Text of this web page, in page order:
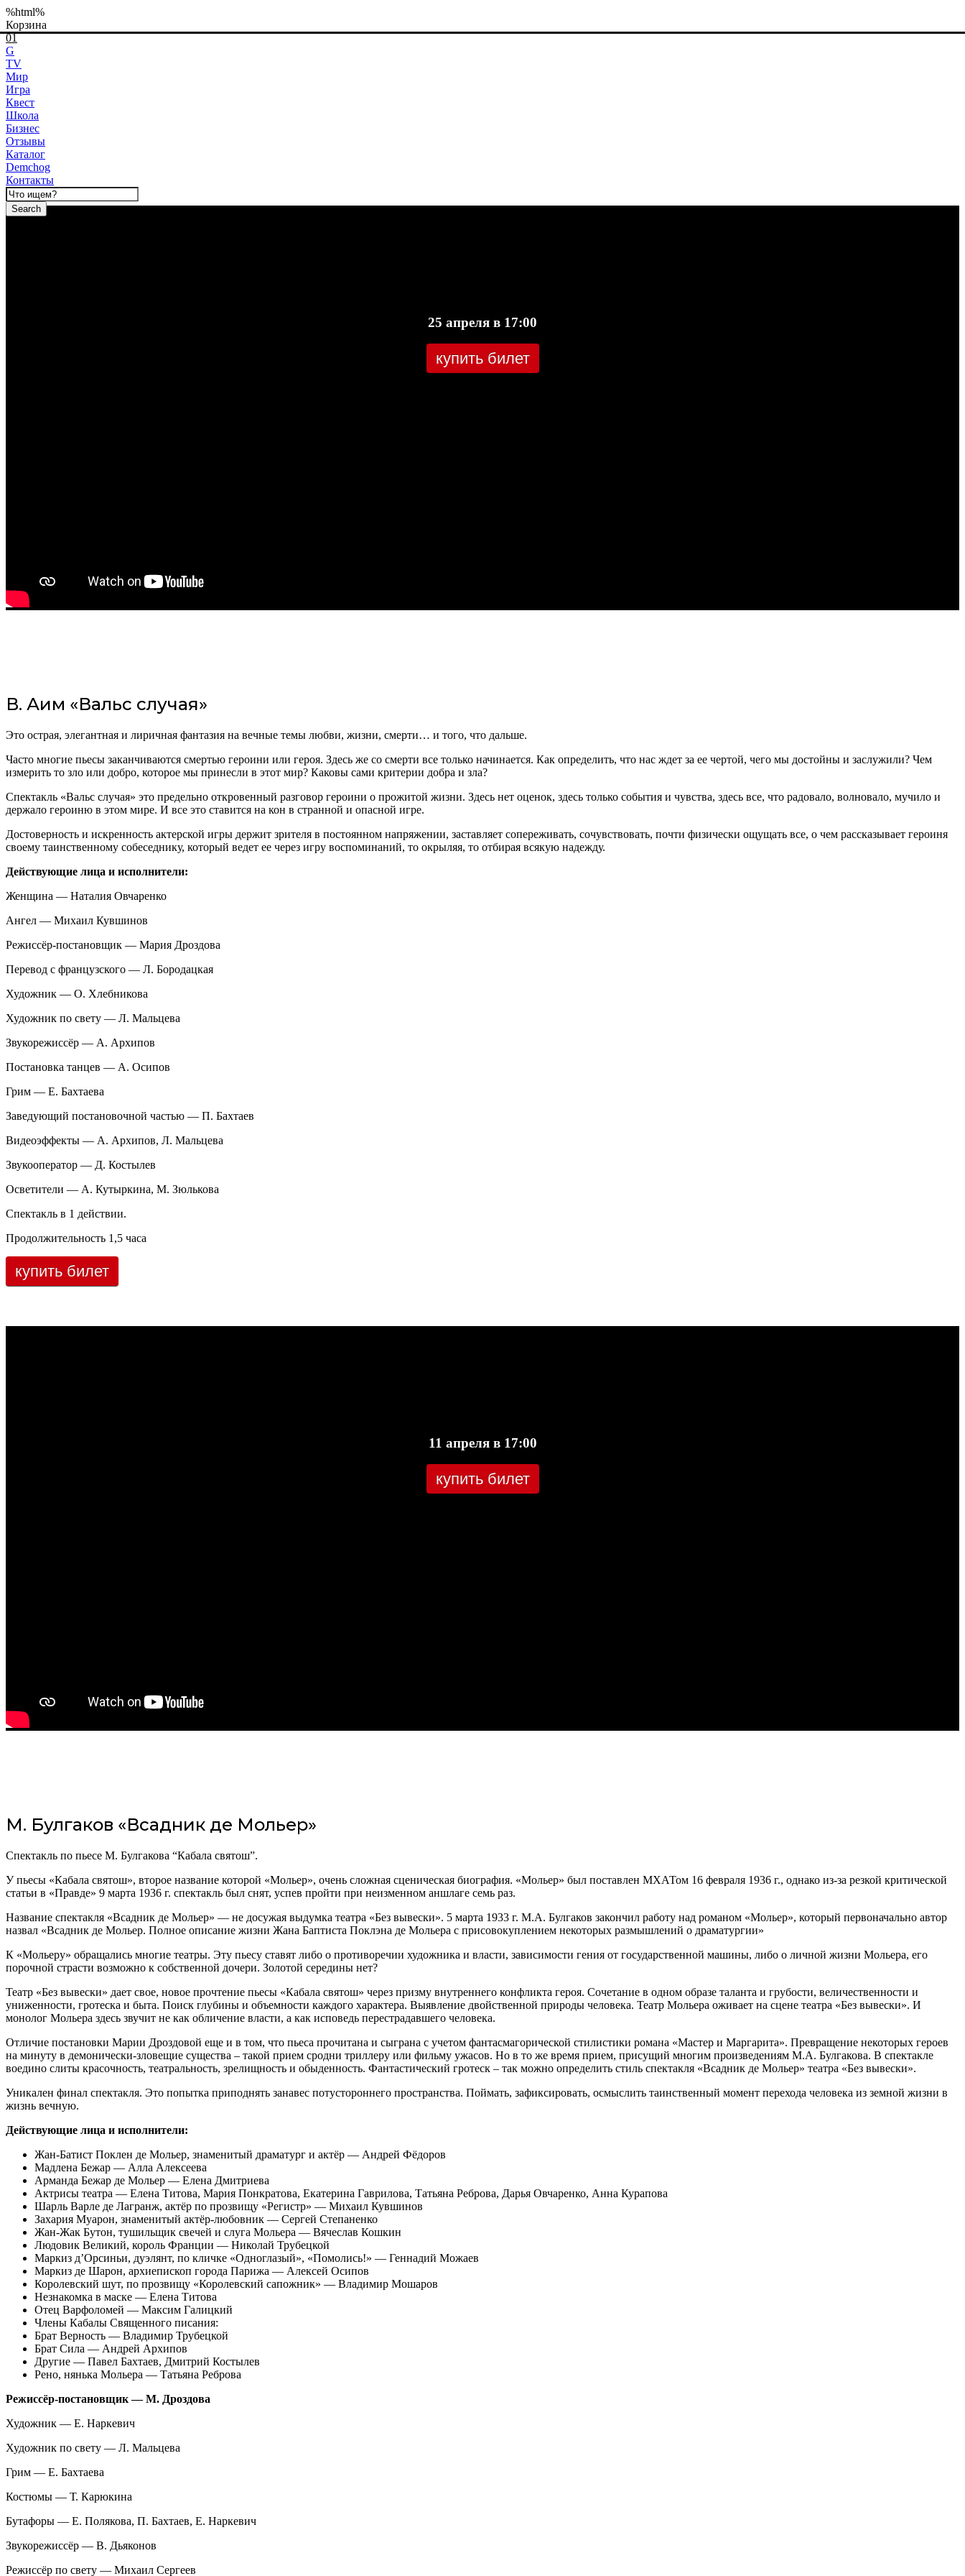
%html%
Корзина
01
G
TV
Мир
Игра
Квест
Школа
Бизнес
Отзывы
Каталог
Demchog
Контакты
Search
25 апреля в 17:00
купить билет
В. Аим «Вальс случая»
Это острая, элегантная и лиричная фантазия на вечные темы любви, жизни, смерти… и того, что дальше.
Часто многие пьесы заканчиваются смертью героини или героя. Здесь же со смерти все только начинается. Как определить, что нас ждет за ее чертой, чего мы достойны и заслужили? Чем
измерить то зло или добро, которое мы принесли в этот мир? Каковы сами критерии добра и зла?
Спектакль «Вальс случая» это предельно откровенный разговор героини о прожитой жизни. Здесь нет оценок, здесь только события и чувства, здесь все, что радовало, волновало, мучило и
держало героиню в этом мире. И все это ставится на кон в странной и опасной игре.
Достоверность и искренность актерской игры держит зрителя в постоянном напряжении, заставляет сопереживать, сочувствовать, почти физически ощущать все, о чем рассказывает героиня
своему таинственному собеседнику, который ведет ее через игру воспоминаний, то окрыляя, то отбирая всякую надежду.
Действующие лица и исполнители:
Женщина — Наталия Овчаренко
Ангел — Михаил Кувшинов
Режиссёр-постановщик — Мария Дроздова
Перевод с французского — Л. Бородацкая
Художник — О. Хлебникова
Художник по свету — Л. Мальцева
Звукорежиссёр — А. Архипов
Постановка танцев — А. Осипов
Грим — Е. Бахтаева
Заведующий постановочной частью — П. Бахтаев
Видеоэффекты — А. Архипов, Л. Мальцева
Звукооператор — Д. Костылев
Осветители — А. Кутыркина, М. Зюлькова
Спектакль в 1 действии.
Продолжительность 1,5 часа
купить билет
11 апреля в 17:00
купить билет
М. Булгаков «Всадник де Мольер»
Спектакль по пьесе М. Булгакова “Кабала святош”.
У пьесы «Кабала святош», второе название которой «Мольер», очень сложная сценическая биография. «Мольер» был поставлен МХАТом 16 февраля 1936 г., однако из-за резкой критической
статьи в «Правде» 9 марта 1936 г. спектакль был снят, успев пройти при неизменном аншлаге семь раз.
Название спектакля «Всадник де Мольер» — не досужая выдумка театра «Без вывески». 5 марта 1933 г. М.А. Булгаков закончил работу над романом «Мольер», который первоначально автор
назвал «Всадник де Мольер. Полное описание жизни Жана Баптиста Поклэна де Мольера с присовокуплением некоторых размышлений о драматургии»
К «Мольеру» обращались многие театры. Эту пьесу ставят либо о противоречии художника и власти, зависимости гения от государственной машины, либо о личной жизни Мольера, его
порочной страсти возможно к собственной дочери. Золотой середины нет?
Театр «Без вывески» дает свое, новое прочтение пьесы «Кабала святош» через призму внутреннего конфликта героя. Сочетание в одном образе таланта и грубости, величественности и
униженности, гротеска и быта. Поиск глубины и объемности каждого характера. Выявление двойственной природы человека. Театр Мольера оживает на сцене театра «Без вывески». И
монолог Мольера здесь звучит не как обличение власти, а как исповедь перестрадавшего человека.
Отличие постановки Марии Дроздовой еще и в том, что пьеса прочитана и сыграна с учетом фантасмагорической стилистики романа «Мастер и Маргарита». Превращение некоторых героев
на минуту в демонически-зловещие существа – такой прием сродни триллеру или фильму ужасов. Но в то же время прием, присущий многим произведениям М.А. Булгакова. В спектакле
воедино слиты красочность, театральность, зрелищность и обыденность. Фантастический гротеск – так можно определить стиль спектакля «Всадник де Мольер» театра «Без вывески».
Уникален финал спектакля. Это попытка приподнять занавес потустороннего пространства. Поймать, зафиксировать, осмыслить таинственный момент перехода человека из земной жизни в
жизнь вечную.
Действующие лица и исполнители:
Жан-Батист Поклен де Мольер, знаменитый драматург и актёр — Андрей Фёдоров
Мадлена Бежар — Алла Алексеева
Арманда Бежар де Мольер — Елена Дмитриева
Актрисы театра — Елена Титова, Мария Понкратова, Екатерина Гаврилова, Татьяна Реброва, Дарья Овчаренко, Анна Курапова
Шарль Варле де Лагранж, актёр по прозвищу «Регистр» — Михаил Кувшинов
Захария Муарон, знаменитый актёр-любовник — Сергей Степаненко
Жан-Жак Бутон, тушильщик свечей и слуга Мольера — Вячеслав Кошкин
Людовик Великий, король Франции — Николай Трубецкой
Маркиз д’Орсиньи, дуэлянт, по кличке «Одноглазый», «Помолись!» — Геннадий Можаев
Маркиз де Шарон, архиепископ города Парижа — Алексей Осипов
Королевский шут, по прозвищу «Королевский сапожник» — Владимир Мошаров
Незнакомка в маске — Елена Титова
Отец Варфоломей — Максим Галицкий
Члены Кабалы Священного писания:
Брат Верность — Владимир Трубецкой
Брат Сила — Андрей Архипов
Другие — Павел Бахтаев, Дмитрий Костылев
Рено, нянька Мольера — Татьяна Реброва
Режиссёр-постановщик — М. Дроздова
Художник — Е. Наркевич
Художник по свету — Л. Мальцева
Грим — Е. Бахтаева
Костюмы — Т. Карюкина
Бутафоры — Е. Полякова, П. Бахтаев, Е. Наркевич
Звукорежиссёр — В. Дьяконов
Режиссёр по свету — Михаил Сергеев